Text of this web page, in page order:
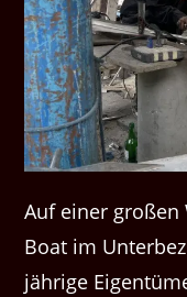
Auf einer großen
Boat im
jährige